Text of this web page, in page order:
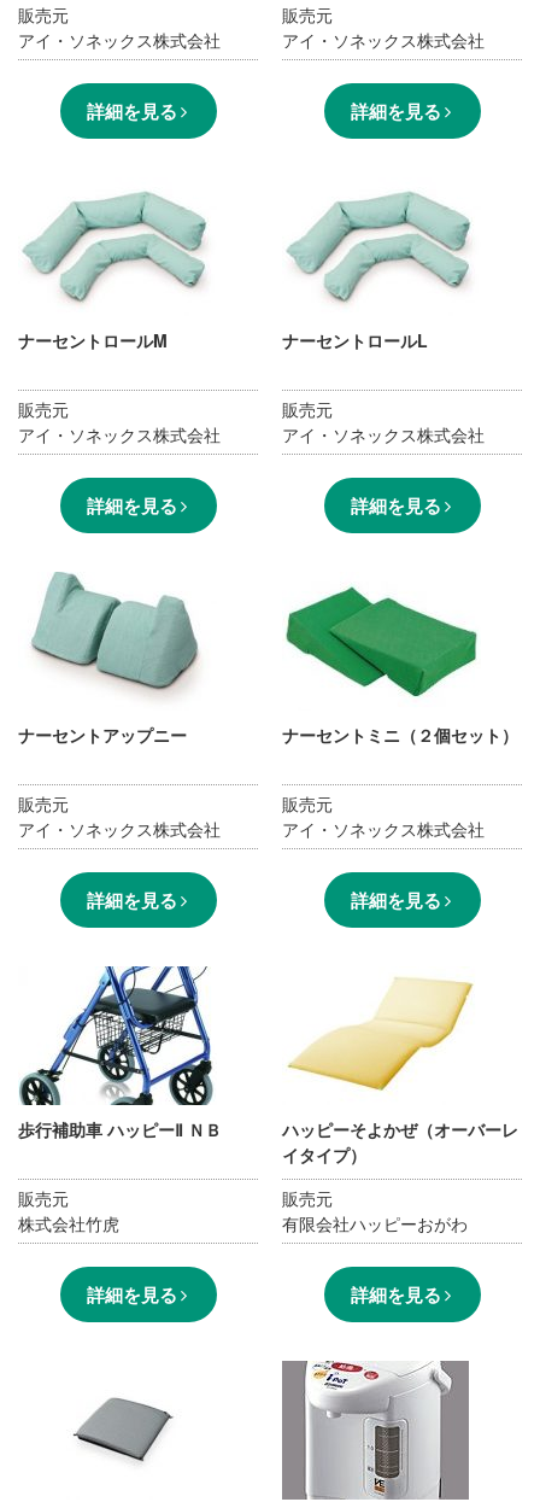
販売元
アイ・ソネックス株式会社
詳細を見る
販売元
アイ・ソネックス株式会社
詳細を見る
ナーセントロールM
販売元
アイ・ソネックス株式会社
詳細を見る
ナーセントロールL
販売元
アイ・ソネックス株式会社
詳細を見る
ナーセントアップニー
販売元
アイ・ソネックス株式会社
詳細を見る
ナーセントミニ（２個セット）
販売元
アイ・ソネックス株式会社
詳細を見る
歩行補助車 ハッピーⅡ ＮＢ
販売元
株式会社竹虎
詳細を見る
ハッピーそよかぜ（オーバーレ
イタイプ）
販売元
有限会社ハッピーおがわ
詳細を見る